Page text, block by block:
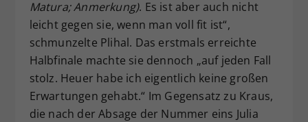
Matura; Anmerkung). Es ist aber auch nicht
leicht gegen sie, wenn man voll fit ist“,
schmunzelte Plihal. Das erstmals erreichte
Halbfinale machte sie dennoch „auf jeden Fall
stolz. Heuer habe ich eigentlich keine großen
Erwartungen gehabt.“ Im Gegensatz zu Kraus,
die nach der Absage der Nummer eins Julia